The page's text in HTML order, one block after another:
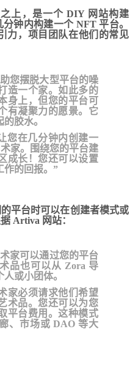
上， 是一个 DIY 网站构建
分钟内构建一个 NFT 平台。
力，项目团队在他们的常见
您摆脱大型平台的噪
造一个家。如此多的
身上，但您的平台可
有凝聚力的愿景。它
胶水。
您在几分钟内创建一
家。围绕您的平台建
成长！您还可以设置
作的回报。”
平台时可以在创建者模式或
Artiva 网站：
家可以通过您的平台
品也可以从 Zora 导
或小团体。
家必须请求他们希望
术品。您还可以为您
平台费用。这种模式
、市场或 DAO 等大